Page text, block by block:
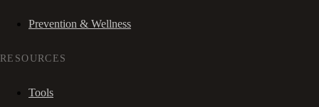
Prevention & Wellness
RESOURCES
Tools